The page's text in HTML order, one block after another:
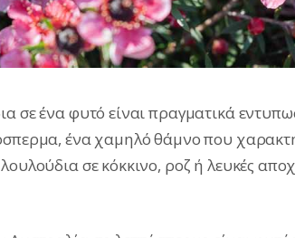
σε ένα φυτό είναι πραγματικά
ένα χαμηλό θάμνο που
σε κόκκινο, ροζ ή λευκές